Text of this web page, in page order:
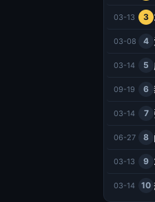
03-13 3
03-08 4
03-14 5
09-19 6
03-14 7
06-27 8
03-13 9
03-14 10